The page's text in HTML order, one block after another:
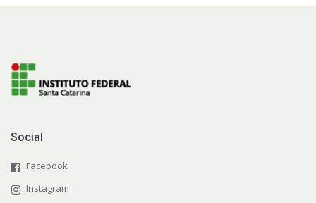
Social
Facebook
Instagram